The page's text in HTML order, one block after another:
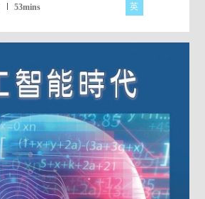
53mins 英